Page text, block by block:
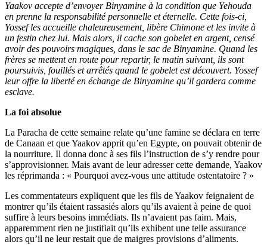
Yaakov accepte d’envoyer Binyamine à la condition que Yehouda
en prenne la responsabilité personnelle et éternelle. Cette fois-ci,
Yossef les accueille chaleureusement, libère Chimone et les invite à
un festin chez lui. Mais alors, il cache son gobelet en argent, censé
avoir des pouvoirs magiques, dans le sac de Binyamine. Quand les
frères se mettent en route pour repartir, le matin suivant, ils sont
poursuivis, fouillés et arrêtés quand le gobelet est découvert. Yossef
leur offre la liberté en échange de Binyamine qu’il gardera comme
esclave.
La foi absolue
La Paracha de cette semaine relate qu’une famine se déclara en terre
de Canaan et que Yaakov apprit qu’en Egypte, on pouvait obtenir de
la nourriture. Il donna donc à ses fils l’instruction de s’y rendre pour
s’approvisionner. Mais avant de leur adresser cette demande, Yaakov
les réprimanda : « Pourquoi avez-vous une attitude ostentatoire ? »
Les commentateurs expliquent que les fils de Yaakov feignaient de
montrer qu’ils étaient rassasiés alors qu’ils avaient à peine de quoi
suffire à leurs besoins immédiats. Ils n’avaient pas faim. Mais,
apparemment rien ne justifiait qu’ils exhibent une telle assurance
alors qu’il ne leur restait que de maigres provisions d’aliments.